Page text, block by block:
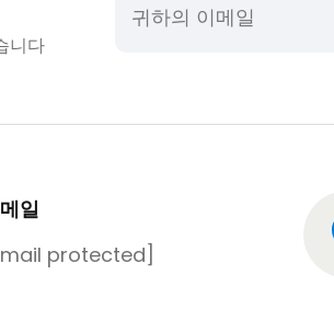
니다
일
protected]